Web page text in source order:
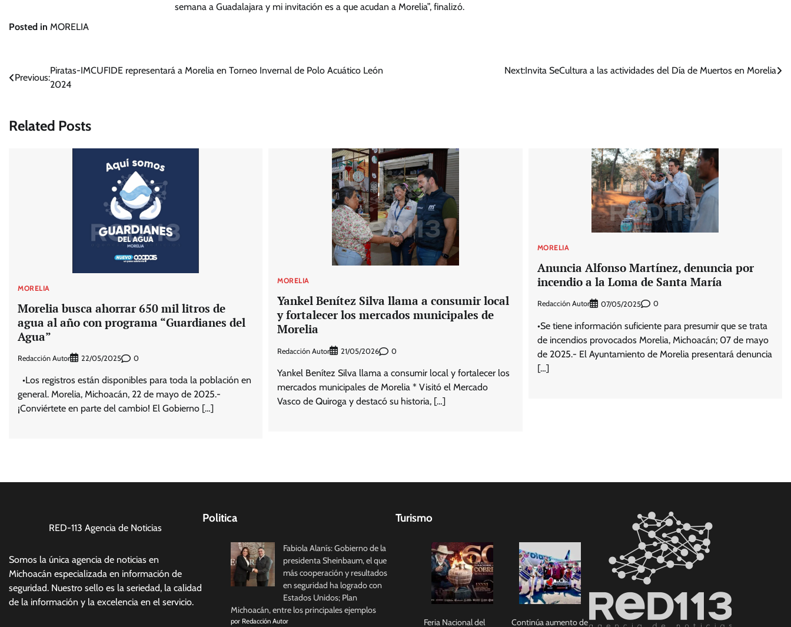
semana a Guadalajara y mi invitación es a que acudan a Morelia”, finalizó.
Posted in MORELIA
Navegación
Previous:
Piratas-IMCUFIDE representará a Morelia en Torneo Invernal de Polo Acuático León
2024
Next:Invita SeCultura a las actividades del Día de Muertos en Morelia
Related Posts
MORELIA
Morelia busca ahorrar 650 mil litros de
agua al año con programa “Guardianes del
Agua”
Redacción Autor 22/05/2025 0
•Los registros están disponibles para toda la población en
general. Morelia, Michoacán, 22 de mayo de 2025.-
¡Conviértete en parte del cambio! El Gobierno […]
MORELIA
Yankel Benítez Silva llama a consumir local
y fortalecer los mercados municipales de
Morelia
Redacción Autor 21/05/2026 0
Yankel Benítez Silva llama a consumir local y fortalecer los
mercados municipales de Morelia * Visitó el Mercado
Vasco de Quiroga y destacó su historia, […]
MORELIA
Anuncia Alfonso Martínez, denuncia por
incendio a la Loma de Santa María
Redacción Autor 07/05/2025 0
•Se tiene información suficiente para presumir que se trata
de incendios provocados Morelia, Michoacán; 07 de mayo
de 2025.- El Ayuntamiento de Morelia presentará denuncia
[…]
RED-113 Agencia de Noticias
Somos la única agencia de noticias en
Michoacán especializada en información de
seguridad. Nuestro sello es la seriedad, la calidad
de la información y la excelencia en el servicio.
Politica
Fabiola Alanís: Gobierno de la
presidenta Sheinbaum, el que
más cooperación y resultados
en seguridad ha logrado con
Estados Unidos; Plan
Michoacán, entre los principales ejemplos
por Redacción Autor
Turismo
Feria Nacional del Continúa aumento de